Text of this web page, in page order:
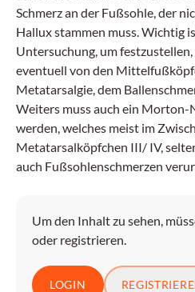
Schmerz an der Fußsohle, der
Hallux stammen muss. Wichtig
Untersuchung, um festzustellen,
eventuell von den
Metatarsalgie, dem
Weiters muss auch ein Morton-
werden, welches meist im
Metatarsalköpfchen III/ IV,
auch Fußsohlenschmerzen
Um den Inhalt zu sehen,
oder registrieren.
LOGIN